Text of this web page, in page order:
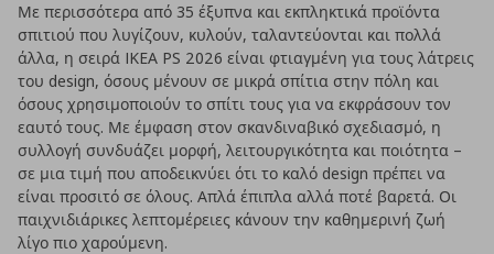
Με περισσότερα από 35 έξυπνα και εκπληκτικά προϊόντα
σπιτιού που λυγίζουν, κυλούν, ταλαντεύονται και πολλά
άλλα, η σειρά IKEA PS 2026 είναι φτιαγμένη για τους λάτρεις
του design, όσους μένουν σε μικρά σπίτια στην πόλη και
όσους χρησιμοποιούν το σπίτι τους για να εκφράσουν τον
εαυτό τους. Με έμφαση στον σκανδιναβικό σχεδιασμό, η
συλλογή συνδυάζει μορφή, λειτουργικότητα και ποιότητα –
σε μια τιμή που αποδεικνύει ότι το καλό design πρέπει να
είναι προσιτό σε όλους. Απλά έπιπλα αλλά ποτέ βαρετά. Οι
παιχνιδιάρικες λεπτομέρειες κάνουν την καθημερινή ζωή
λίγο πιο χαρούμενη.